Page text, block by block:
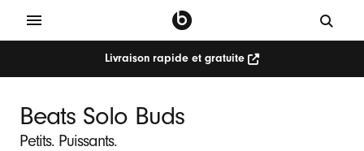
Livraison rapide et gratuite
Beats Solo Buds
Petits. Puissants.